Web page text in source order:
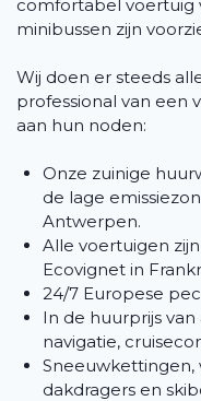
comfortabel voertuig
minibussen zijn
Wij doen er steeds
professional van een
aan hun noden:
Onze zuinige
de lage
Antwerpen.
Alle voertuigen
Ecovignet in
24/7 Europese
In de huurprijs van
navigatie,
Sneeuwkettingen,
dakdragers en